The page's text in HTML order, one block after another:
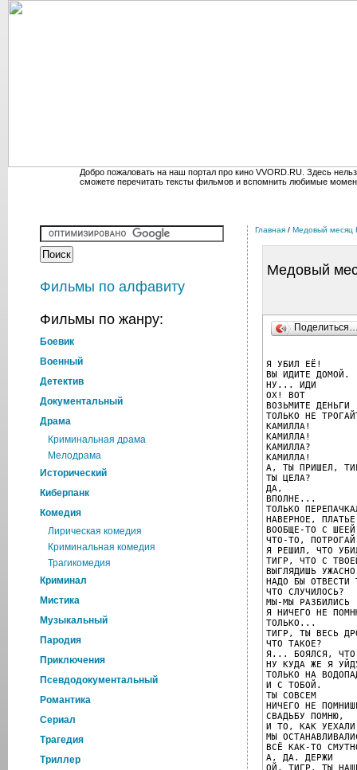
Добро пожаловать на наш портал про кино VVORD.RU. Здесь
сможете перечитать тексты фильмов и вспомнить любимые
Фильмы по алфавиту
Фильмы по жанру:
Боевик
Военный
Детектив
Документальный
Драма
Криминальная драма
Мелодрама
Исторический
Киберпанк
Комедия
Лирическая комедия
Криминальная комедия
Трагикомедия
Криминал
Мистика
Музыкальный
Пародия
Приключения
Псевдодокументальный
Романтика
Cериал
Трагедия
Триллер
Главная / Медовый месяц
Медовый
Я УБИЛ ЕЁ!
ВЫ ИДИТЕ ДОМОЙ.
НУ... ИДИ
ОХ! ВОТ
ВОЗЬМИТЕ ДЕНЬГИ
ТОЛЬКО НЕ
КАМИЛЛА!
КАМИЛЛА!
КАМИЛЛА?
КАМИЛЛА!
А, ТЫ ПРИШЕЛ,
ТЫ ЦЕЛА?
ДА,
ВПОЛНЕ...
ТОЛЬКО
НАВЕРНОЕ,
ВООБЩЕ-ТО С ШЕЕЙ
ЧТО-ТО,
Я РЕШИЛ, ЧТО
ТИГР, ЧТО С
ВЫГЛЯДИШЬ
НАДО БЫ
ЧТО СЛУЧИЛОСЬ?
МЫ-МЫ РАЗБИЛИСЬ
Я НИЧЕГО НЕ
ТОЛЬКО...
ТИГР, ТЫ ВЕСЬ
ЧТО ТАКОЕ?
Я... БОЯЛСЯ,
НУ КУДА ЖЕ Я
ТОЛЬКО НА
И С ТОБОЙ.
ТЫ СОВСЕМ
НИЧЕГО НЕ
СВАДЬБУ ПОМНЮ,
И ТО, КАК
МЫ
ВСЁ КАК-ТО
А, ДА. ДЕРЖИ
ОЙ, ТИГР, ТЫ